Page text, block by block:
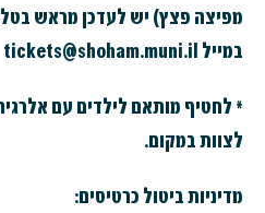
במייל tickets@shoham.muni.il
* לחטיף מותאם לילדים עם
לצוות במקום.
מדיניות ביטול כרטיסים: